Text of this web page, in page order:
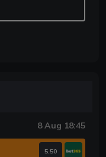
8 Aug 18:45
5.50